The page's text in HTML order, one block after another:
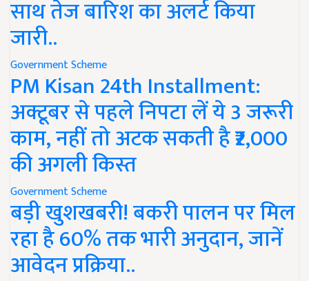
साथ तेज बारिश का अलर्ट किया
जारी..
Government Scheme
PM Kisan 24th Installment:
अक्टूबर से पहले निपटा लें ये 3 जरूरी
काम, नहीं तो अटक सकती है ₹2,000
की अगली किस्त
Government Scheme
बड़ी खुशखबरी! बकरी पालन पर मिल
रहा है 60% तक भारी अनुदान, जानें
आवेदन प्रक्रिया..